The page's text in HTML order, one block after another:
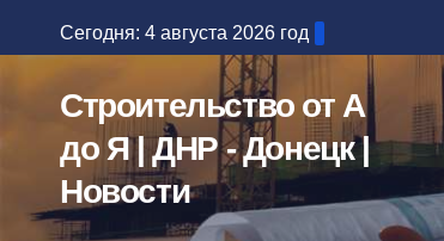
к
Сегодня: 4 августа 2026 год
Строительство от А
до Я | ДНР - Донецк |
Новости